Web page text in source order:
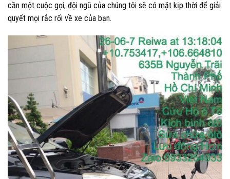
cần một cuộc gọi, đội ngũ của chúng tôi sẽ có mặt kịp thời để giải
quyết mọi rắc rối về xe của bạn.